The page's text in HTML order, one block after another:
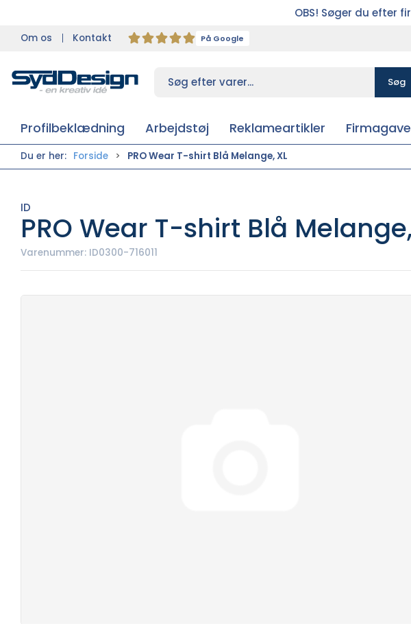
OBS! Søger du efter
Om os Kontakt På Google
Søg
Profilbeklædning Arbejdstøj Reklameartikler
Du er her: Forside PRO Wear T-shirt Blå Melange, XL
ID
PRO Wear T-shirt Blå
Varenummer: ID0300-716011